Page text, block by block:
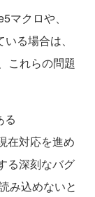
クロや、
る場合は、
これらの問題
る
在対応を進め
る深刻なバグ
み込めないと